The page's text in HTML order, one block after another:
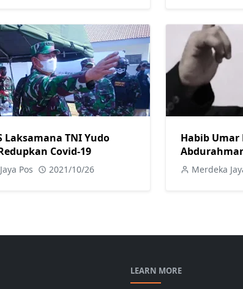
Laksamana TNI Yudo
Covid-19
Pos 2021/10/26
Habib Umar
Banyak
Merdeka
LEARN MORE